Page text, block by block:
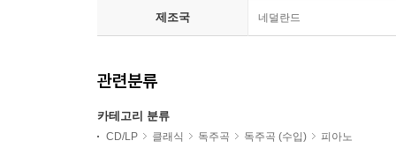
제조국 네덜란드
관련분류
카테고리 분류
CD/LP 클래식 독주곡 독주곡 (수입) 피아노